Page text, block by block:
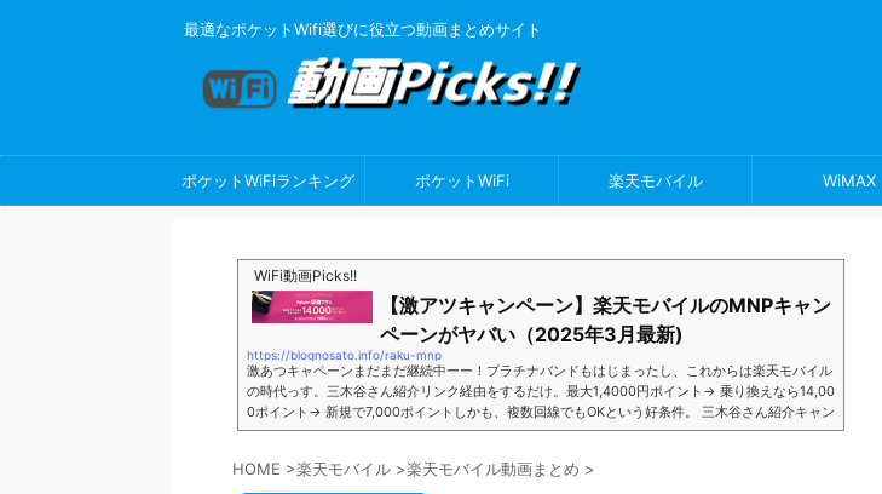
最適なポケットWifi選びに役立つ動画まとめサイト
ポケットWiFiランキング ポケットWiFi 楽天モバイル WiMAX
WiFi動画Picks!!
【激アツキャンペーン】楽天モバイルのMNPキャン
ペーンがヤバい（2025年3月最新)
https://blognosato.info/raku-mnp
激あつキャペーンまだまだ継続中ーー！プラチナバンドもはじまったし、これからは楽天モバイル
の時代っす。三木谷さん紹介リンク経由をするだけ。最大1,4000円ポイント→ 乗り換えなら14,00
0ポイント→ 新規で7,000ポイントしかも、複数回線でもOKという好条件。 三木谷さん紹介キャン
ペーン＼激熱の三木谷さんキャンペーン／2回線目以降でもOK再契約でもでもOK背水の陣の楽天
■キャンペーン概要三木谷社長の特別招待ページから楽天モバイ...
HOME >楽天モバイル >楽天モバイル動画まとめ >